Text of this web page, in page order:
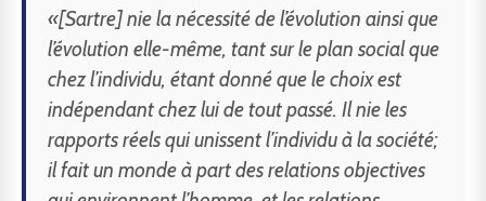
«[Sartre] nie la nécessité de l’évolution ainsi que
l’évolution elle-même, tant sur le plan social que
chez l’individu, étant donné que le choix est
indépendant chez lui de tout passé. Il nie les
rapports réels qui unissent l’individu à la société;
il fait un monde à part des relations objectives